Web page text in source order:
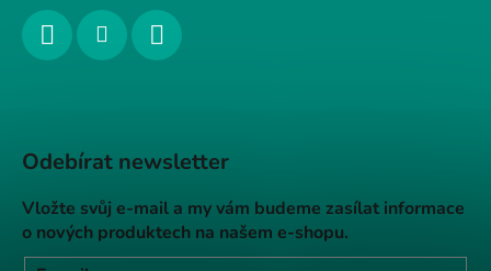
Odebírat newsletter
Vložte svůj e-mail a my vám budeme zasílat informace
o nových produktech na našem e-shopu.